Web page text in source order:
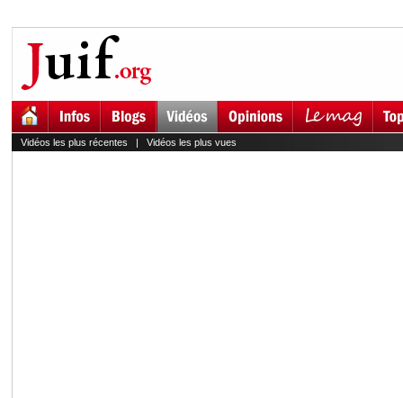
Vidéos les plus récentes | Vidéos les plus vues